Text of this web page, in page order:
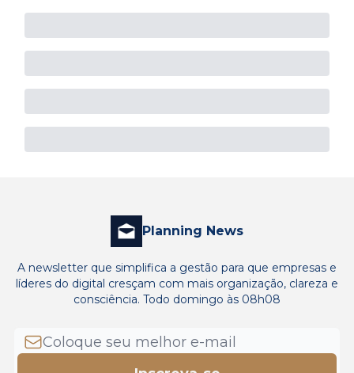
Planning News
A newsletter que simplifica a gestão para que empresas e
líderes do digital cresçam com mais organização, clareza e
consciência. Todo domingo às 08h08